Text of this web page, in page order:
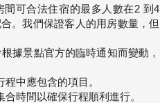
間可合法住宿的最多人數在2 到4
。我們保證客人的用房數量，但
據景點官方的臨時通知而變動，
中應包含的項目。
時間以確保行程順利進行。